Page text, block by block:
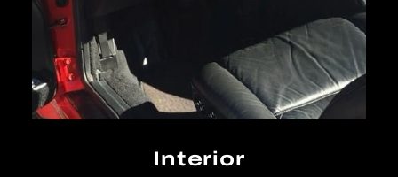
Interior